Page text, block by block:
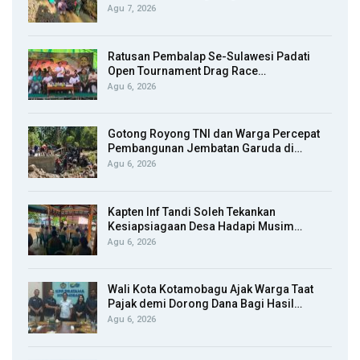
Agu 7, 2026
Ratusan Pembalap Se-Sulawesi Padati
Open Tournament Drag Race…
Agu 6, 2026
Gotong Royong TNI dan Warga Percepat
Pembangunan Jembatan Garuda di…
Agu 6, 2026
Kapten Inf Tandi Soleh Tekankan
Kesiapsiagaan Desa Hadapi Musim…
Agu 6, 2026
Wali Kota Kotamobagu Ajak Warga Taat
Pajak demi Dorong Dana Bagi Hasil…
Agu 6, 2026